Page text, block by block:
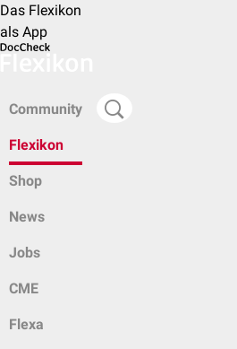
Das Flexikon
als App
Community
Flexikon
Shop
News
Jobs
CME
Flexa